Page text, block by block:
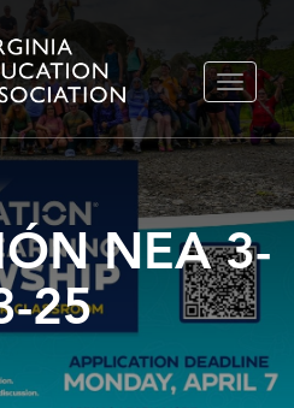
NEA 3-
25